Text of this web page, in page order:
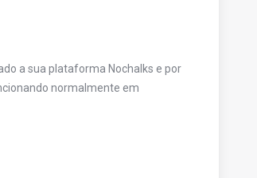
a sua plataforma Nochalks e por
normalmente em